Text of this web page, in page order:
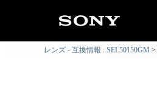
レンズ - 互換情報 : SEL50150GM